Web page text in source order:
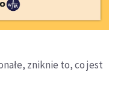
zniknie to, co jest